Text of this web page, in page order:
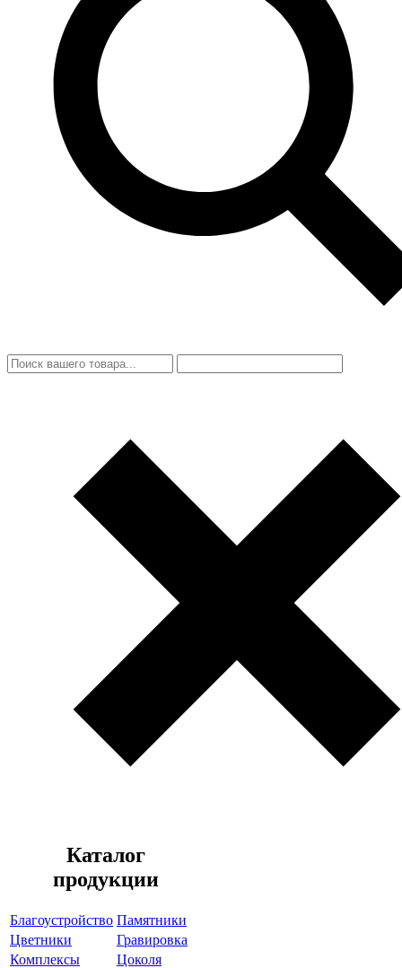
Каталог
продукции
Благоустройство Памятники
Цветники
Гравировка
Комплексы
Цоколя